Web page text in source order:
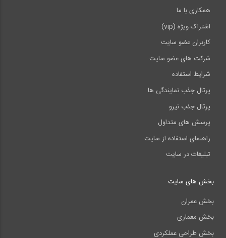
همکاری با ما
اشتراک ویژه (vip)
کاربران عضو سایت
شرکت های عضو سایت
شرایط استفاده
پرتال جذب نمایندگی ها
پرتال جذب نیرو
پرسش های متداول
راهنمای استفاده از سایت
تبلیغات در سایت
بخش های سایت
بخش عمران
بخش معماری
بخش طراحی عملکردی